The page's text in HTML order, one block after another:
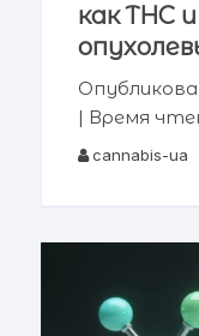
как THC
| Время
Категория:
cannabis-ua